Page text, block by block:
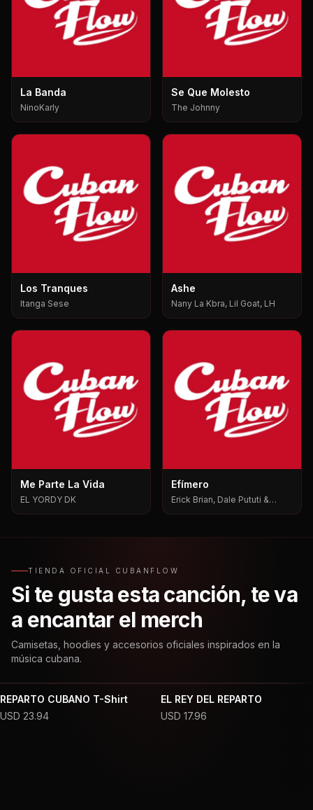
La Banda
NinoKarly
Se Que Molesto
The Johnny
Los Tranques
Itanga Sese
Ashe
Nany La Kbra, Lil Goat, LH
Me Parte La Vida
EL YORDY DK
Efímero
Erick Brian, Dale Pututi &
TIENDA OFICIAL CUBANFLOW
Si te gusta esta canción, te va
a encantar el merch
Camisetas, hoodies y accesorios oficiales inspirados en la
música cubana.
REPARTO CUBANO T-Shirt
USD 23.94
EL REY DEL REPARTO
USD 17.96